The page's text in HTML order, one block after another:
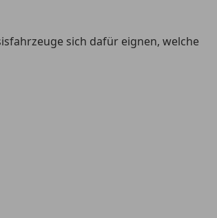
sich dafür eignen, welche